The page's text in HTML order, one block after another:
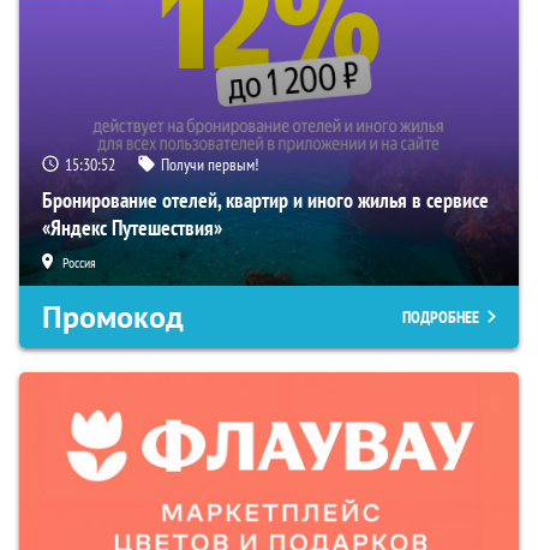
15:30:52 Получи первым!
Бронирование отелей, квартир и иного жилья в сервисе
«Яндекс Путешествия»
Россия
Промокод ПОДРОБНЕЕ